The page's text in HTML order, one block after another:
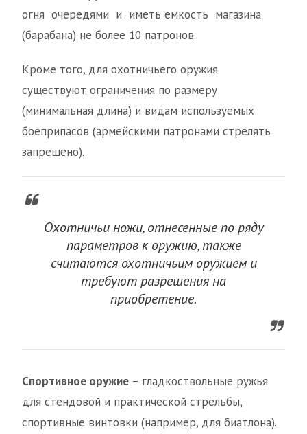
огня очередями и иметь емкость магазина
(барабана) не более 10 патронов.
Кроме того, для охотничьего оружия
существуют ограничения по размеру
(минимальная длина) и видам используемых
боеприпасов (армейскими патронами стрелять
запрещено).
Охотничьи ножи, отнесенные по ряду
параметров к оружию, также
считаются охотничьим оружием и
требуют разрешения на
приобретение.
Спортивное оружие – гладкоствольные ружья
для стендовой и практической стрельбы,
спортивные винтовки (например, для биатлона).